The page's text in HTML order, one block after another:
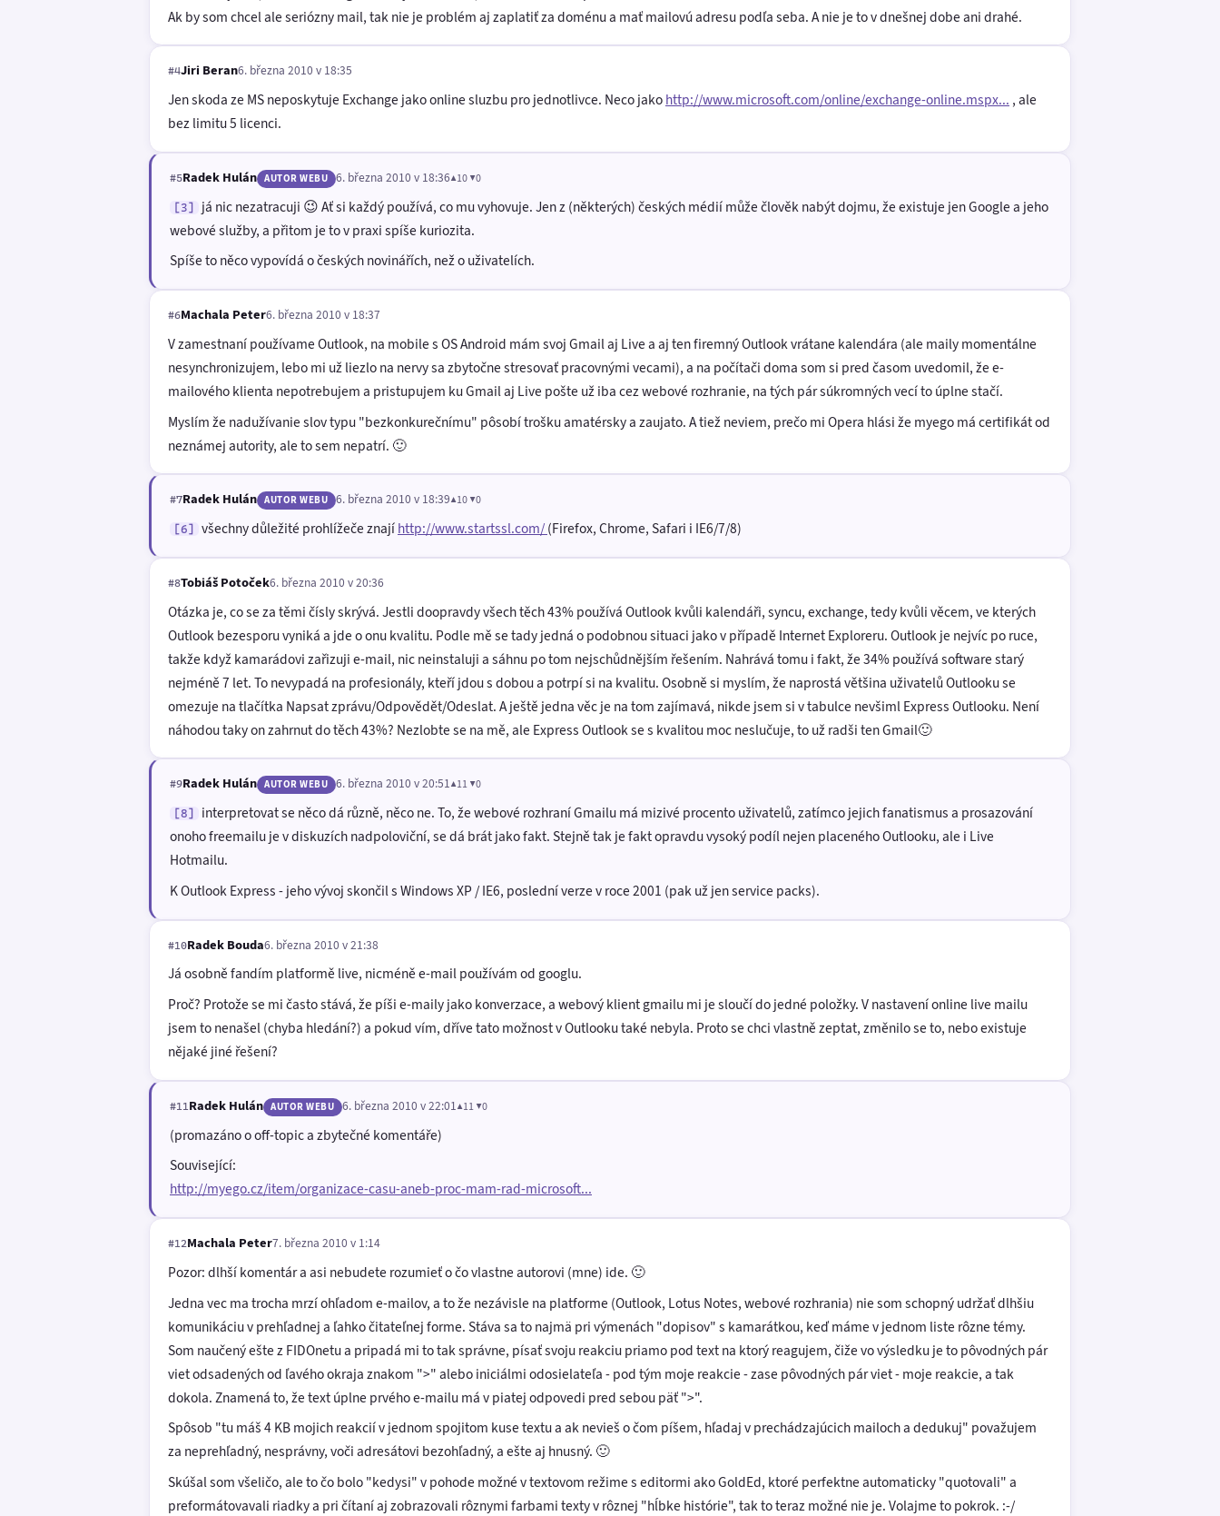
Ak by som chcel ale seriózny mail, tak nie je problém aj zaplatiť za doménu a mať mailovú adresu podľa seba. A nie je to v dnešnej dobe ani drahé.
#4Jiri Beran6. března 2010 v 18:35
Jen skoda ze MS neposkytuje Exchange jako online sluzbu pro jednotlivce. Neco jakohttp://www.microsoft.com/online/exchange-online.mspx... , ale
bez limitu 5 licenci.
#5Radek Hulán AUTOR WEBU 6. března 2010 v 18:36▲10 ▼0
[3]
já nic nezatracuji 😉 Ať si každý používá, co mu vyhovuje. Jen z (některých) českých médií může člověk nabýt dojmu, že existuje jen Google a jeho
webové služby, a přitom je to v praxi spíše kuriozita.
Spíše to něco vypovídá o českých novinářích, než o uživatelích.
#6Machala Peter6. března 2010 v 18:37
V zamestnaní používame Outlook, na mobile s OS Android mám svoj Gmail aj Live a aj ten firemný Outlook vrátane kalendára (ale maily momentálne
nesynchronizujem, lebo mi už liezlo na nervy sa zbytočne stresovať pracovnými vecami), a na počítači doma som si pred časom uvedomil, že e-
mailového klienta nepotrebujem a pristupujem ku Gmail aj Live pošte už iba cez webové rozhranie, na tých pár súkromných vecí to úplne stačí.
Myslím že nadužívanie slov typu "bezkonkurečnímu" pôsobí trošku amatérsky a zaujato. A tiež neviem, prečo mi Opera hlási že myego má certifikát od
neznámej autority, ale to sem nepatrí. 🙂
#7Radek Hulán AUTOR WEBU 6. března 2010 v 18:39▲10 ▼0
[6] všechny důležité prohlížeče znajíhttp://www.startssl.com/(Firefox, Chrome, Safari i IE6/7/8)
#8Tobiáš Potoček6. března 2010 v 20:36
Otázka je, co se za těmi čísly skrývá. Jestli doopravdy všech těch 43% používá Outlook kvůli kalendáři, syncu, exchange, tedy kvůli věcem, ve kterých
Outlook bezesporu vyniká a jde o onu kvalitu. Podle mě se tady jedná o podobnou situaci jako v případě Internet Exploreru. Outlook je nejvíc po ruce,
takže když kamarádovi zařizuji e-mail, nic neinstaluji a sáhnu po tom nejschůdnějším řešením. Nahrává tomu i fakt, že 34% používá software starý
nejméně 7 let. To nevypadá na profesionály, kteří jdou s dobou a potrpí si na kvalitu. Osobně si myslím, že naprostá většina uživatelů Outlooku se
omezuje na tlačítka Napsat zprávu/Odpovědět/Odeslat. A ještě jedna věc je na tom zajímavá, nikde jsem si v tabulce nevšiml Express Outlooku. Není
náhodou taky on zahrnut do těch 43%? Nezlobte se na mě, ale Express Outlook se s kvalitou moc neslučuje, to už radši ten Gmail🙂
#9Radek Hulán AUTOR WEBU 6. března 2010 v 20:51▲11 ▼0
[8]
interpretovat se něco dá různě, něco ne. To, že webové rozhraní Gmailu má mizivé procento uživatelů, zatímco jejich fanatismus a prosazování
onoho freemailu je v diskuzích nadpoloviční, se dá brát jako fakt. Stejně tak je fakt opravdu vysoký podíl nejen placeného Outlooku, ale i Live
Hotmailu.
K Outlook Express - jeho vývoj skončil s Windows XP / IE6, poslední verze v roce 2001 (pak už jen service packs).
#10Radek Bouda6. března 2010 v 21:38
Já osobně fandím platformě live, nicméně e-mail používám od googlu.
Proč? Protože se mi často stává, že píši e-maily jako konverzace, a webový klient gmailu mi je sloučí do jedné položky. V nastavení online live mailu
jsem to nenašel (chyba hledání?) a pokud vím, dříve tato možnost v Outlooku také nebyla. Proto se chci vlastně zeptat, změnilo se to, nebo existuje
nějaké jiné řešení?
#11Radek Hulán AUTOR WEBU 6. března 2010 v 22:01▲11 ▼0
(promazáno o off-topic a zbytečné komentáře)
Související:
http://myego.cz/item/organizace-casu-aneb-proc-mam-rad-microsoft...
#12Machala Peter7. března 2010 v 1:14
Pozor: dlhší komentár a asi nebudete rozumieť o čo vlastne autorovi (mne) ide. 🙂
Jedna vec ma trocha mrzí ohľadom e-mailov, a to že nezávisle na platforme (Outlook, Lotus Notes, webové rozhrania) nie som schopný udržať dlhšiu
komunikáciu v prehľadnej a ľahko čitateľnej forme. Stáva sa to najmä pri výmenách "dopisov" s kamarátkou, keď máme v jednom liste rôzne témy.
Som naučený ešte z FIDOnetu a pripadá mi to tak správne, písať svoju reakciu priamo pod text na ktorý reagujem, čiže vo výsledku je to pôvodných pár
viet odsadených od ľavého okraja znakom ">" alebo iniciálmi odosielateľa - pod tým moje reakcie - zase pôvodných pár viet - moje reakcie, a tak
dokola. Znamená to, že text úplne prvého e-mailu má v piatej odpovedi pred sebou päť ">".
Spôsob "tu máš 4 KB mojich reakcií v jednom spojitom kuse textu a ak nevieš o čom píšem, hľadaj v prechádzajúcich mailoch a dedukuj" považujem
za neprehľadný, nesprávny, voči adresátovi bezohľadný, a ešte aj hnusný. 🙂
Skúšal som všeličo, ale to čo bolo "kedysi" v pohode možné v textovom režime s editormi ako GoldEd, ktoré perfektne automaticky "quotovali" a
preformátovavali riadky a pri čítaní aj zobrazovali rôznymi farbami texty v rôznej "hĺbke histórie", tak to teraz možné nie je. Volajme to pokrok. :-/